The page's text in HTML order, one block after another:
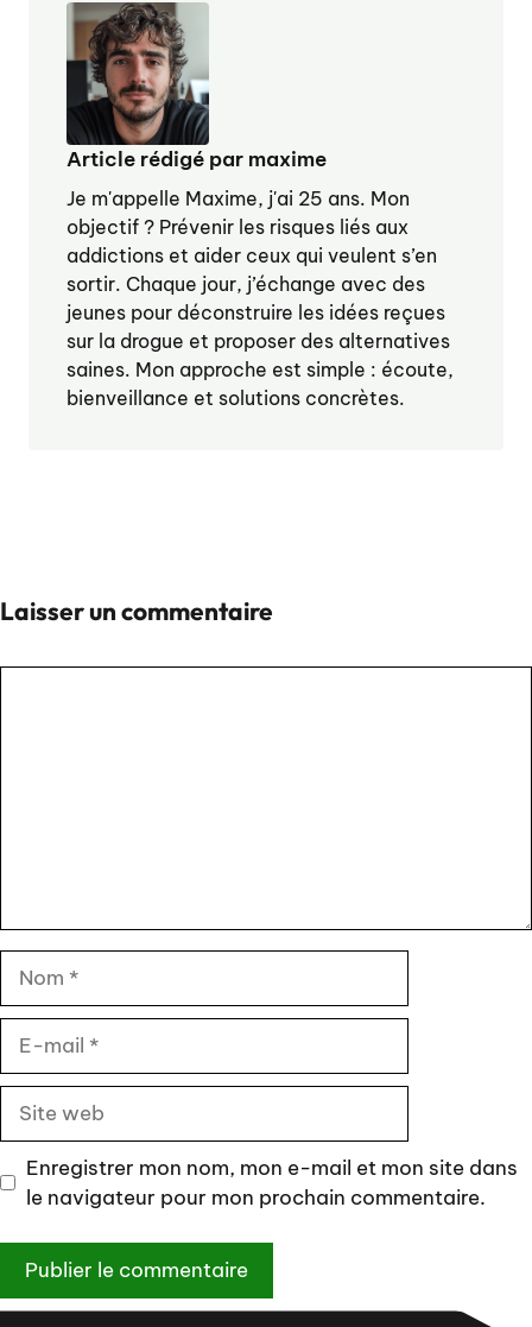
Article rédigé par maxime
Je m'appelle Maxime, j'ai 25 ans. Mon
objectif ? Prévenir les risques liés aux
addictions et aider ceux qui veulent s’en
sortir. Chaque jour, j’échange avec des
jeunes pour déconstruire les idées reçues
sur la drogue et proposer des alternatives
saines. Mon approche est simple : écoute,
bienveillance et solutions concrètes.
Laisser un commentaire
mail
Site
web
Enregistrer mon nom, mon e-mail et mon site dans
le navigateur pour mon prochain commentaire.